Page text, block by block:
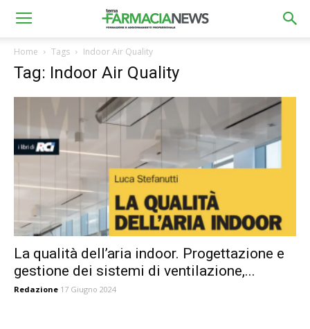
Home Tags Indoor Air Quality
Tag: Indoor Air Quality
La qualità dell’aria indoor. Progettazione e
gestione dei sistemi di ventilazione,...
Redazione 17 Giugno 2024